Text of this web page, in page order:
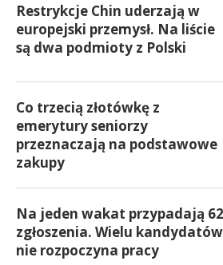
Restrykcje Chin uderzają w
europejski przemysł. Na liście
są dwa podmioty z Polski
Co trzecią złotówkę z
emerytury seniorzy
przeznaczają na podstawowe
zakupy
Na jeden wakat przypadają 62
zgłoszenia. Wielu kandydatów
nie rozpoczyna pracy